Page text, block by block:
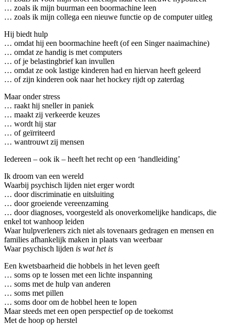
… zoals ik mijn buurman een boormachine leen
… zoals ik mijn collega een nieuwe functie op de computer uitleg
Hij biedt hulp
… omdat hij een boormachine heeft (of een Singer naaimachine)
… omdat ze handig is met computers
… of je belastingbrief kan invullen
… omdat ze ook lastige kinderen had en hiervan heeft geleerd
… of zijn kinderen ook naar het hockey rijdt op zaterdag
Maar onder stress
… raakt hij sneller in paniek
… maakt zij verkeerde keuzes
… wordt hij star
… of geïrriteerd
… wantrouwt zij mensen
Iedereen – ook ik – heeft het recht op een ‘handleiding’
Ik droom van een wereld
Waarbij psychisch lijden niet erger wordt
… door discriminatie en uitsluiting
… door groeiende vereenzaming
… door diagnoses, voorgesteld als onoverkomelijke handicaps, die
enkel tot wanhoop leiden
Waar hulpverleners zich niet als tovenaars gedragen en mensen en
families afhankelijk maken in plaats van weerbaar
Waar psychisch lijden is wat het is
Een kwetsbaarheid die hobbels in het leven geeft
… soms op te lossen met een lichte inspanning
… soms met de hulp van anderen
… soms met pillen
… soms door om de hobbel heen te lopen
Maar steeds met een open perspectief op de toekomst
Met de hoop op herstel